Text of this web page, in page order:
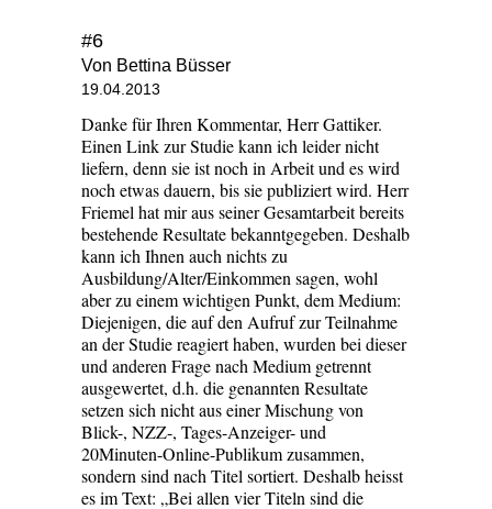
#6
Von Bettina Büsser
19.04.2013
Danke für Ihren Kommentar, Herr Gattiker.
Einen Link zur Studie kann ich leider nicht
liefern, denn sie ist noch in Arbeit und es wird
noch etwas dauern, bis sie publiziert wird. Herr
Friemel hat mir aus seiner Gesamtarbeit bereits
bestehende Resultate bekanntgegeben. Deshalb
kann ich Ihnen auch nichts zu
Ausbildung/Alter/Einkommen sagen, wohl
aber zu einem wichtigen Punkt, dem Medium:
Diejenigen, die auf den Aufruf zur Teilnahme
an der Studie reagiert haben, wurden bei dieser
und anderen Frage nach Medium getrennt
ausgewertet, d.h. die genannten Resultate
setzen sich nicht aus einer Mischung von
Blick-, NZZ-, Tages-Anzeiger- und
20Minuten-Online-Publikum zusammen,
sondern sind nach Titel sortiert. Deshalb heisst
es im Text: „Bei allen vier Titeln sind die